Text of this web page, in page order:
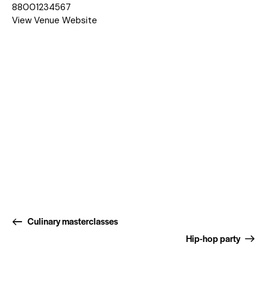
88001234567
View Venue Website
Culinary masterclasses
Hip-hop party